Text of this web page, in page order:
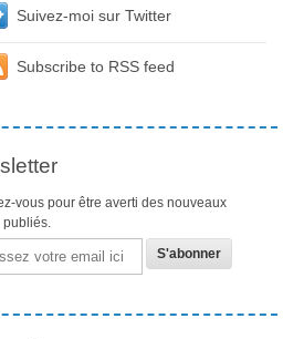
Suivez-moi sur Twitter
Subscribe to RSS feed
vous pour être averti des nouveaux
publiés.